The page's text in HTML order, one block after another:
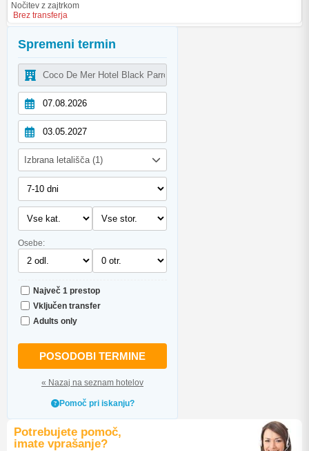
Spremeni termin
Izbrana letališča (1)
Osebe:
Največ 1 prestop
Vključen transfer
Adults only
POSODOBI TERMINE
« Nazaj na seznam hotelov
Pomoč pri iskanju?
Potrebujete pomoč,
imate vprašanje?
Nočitev z zajtrkom
Brez transferja